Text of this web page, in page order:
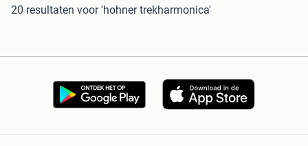
20 resultaten voor 'hohner trekharmonica'